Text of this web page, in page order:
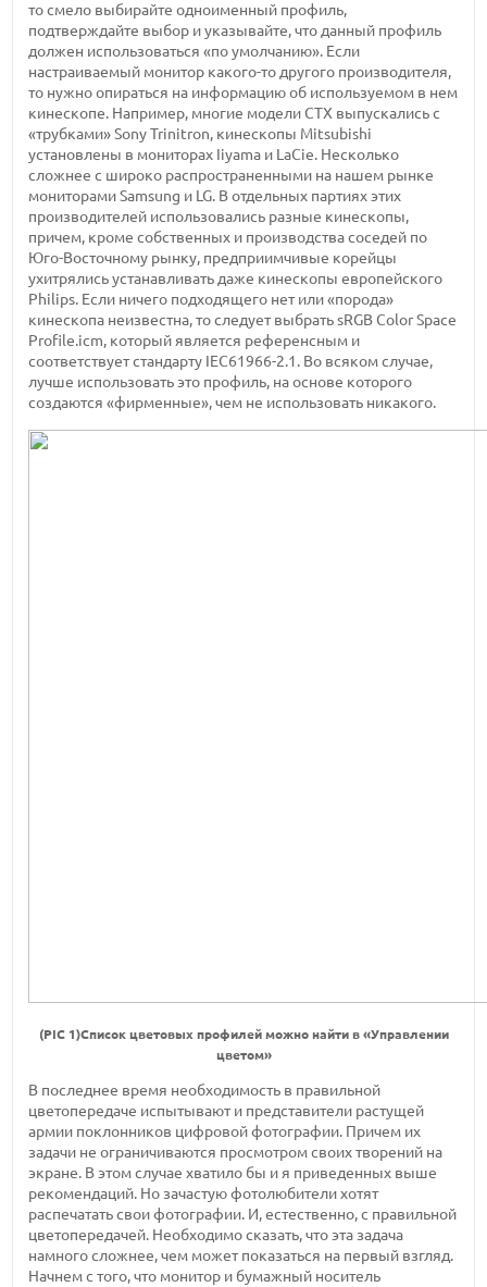
то смело выбирайте одноименный профиль,
подтверждайте выбор и указывайте, что данный профиль
должен использоваться «по умолчанию». Если
настраиваемый монитор какого-то другого производителя,
то нужно опираться на информацию об используемом в нем
кинескопе. Например, многие модели CTX выпускались с
«трубками» Sony Trinitron, кинескопы Mitsubishi
установлены в мониторах Iiyama и LaCie. Несколько
сложнее с широко распространенными на нашем рынке
мониторами Samsung и LG. В отдельных партиях этих
производителей использовались разные кинескопы,
причем, кроме собственных и производства соседей по
Юго-Восточному рынку, предприимчивые корейцы
ухитрялись устанавливать даже кинескопы европейского
Philips. Если ничего подходящего нет или «порода»
кинескопа неизвестна, то следует выбрать sRGB Color Space
Profile.icm, который является референсным и
соответствует стандарту IEC61966-2.1. Во всяком случае,
лучше использовать это профиль, на основе которого
создаются «фирменные», чем не использовать никакого.
(PIC 1)Список цветовых профилей можно найти в «Управлении
цветом»
В последнее время необходимость в правильной
цветопередаче испытывают и представители растущей
армии поклонников цифровой фотографии. Причем их
задачи не ограничиваются просмотром своих творений на
экране. В этом случае хватило бы и я приведенных выше
рекомендаций. Но зачастую фотолюбители хотят
распечатать свои фотографии. И, естественно, с правильной
цветопередачей. Необходимо сказать, что эта задача
намного сложнее, чем может показаться на первый взгляд.
Начнем с того, что монитор и бумажный носитель